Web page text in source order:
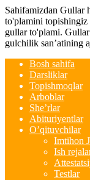
Sahifamizdan Gullar
to'plamini
gullar to'plami.
gulchilik san’atining
Bosh sahifa
Darsliklar
Topishmoqlar
Arboblar
She’rlar
Abituriyentlar
O’qituvchilar
Imtihon
Ish
Testlar